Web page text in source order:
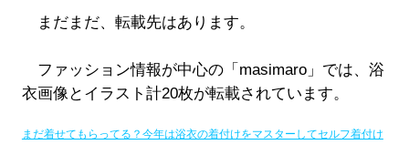
まだまだ、転載先はあります。
ファッション情報が中心の「masimaro」では、浴
衣画像とイラスト計20枚が転載されています。
まだ着せてもらってる？今年は浴衣の着付けをマスターしてセルフ着付け